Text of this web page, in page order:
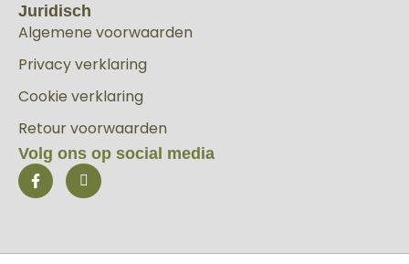
Juridisch
Algemene voorwaarden
Privacy verklaring
Cookie verklaring
Retour voorwaarden
Volg ons op social media